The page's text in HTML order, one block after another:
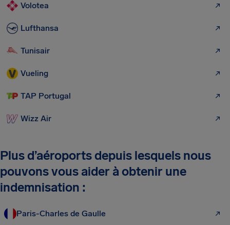
Volotea
Lufthansa
Tunisair
Vueling
TAP Portugal
Wizz Air
Plus d’aéroports depuis lesquels nous
pouvons vous aider à obtenir une
indemnisation :
Paris-Charles de Gaulle